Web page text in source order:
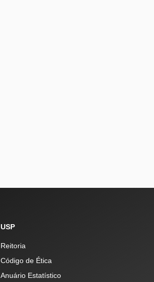
USP
Reitoria
Código de Ética
Anuário Estatístico